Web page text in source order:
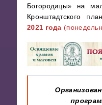
Богородицы» на
Кронштадтского
2021 года